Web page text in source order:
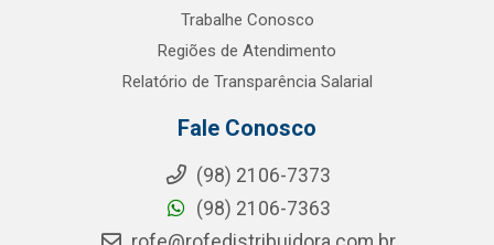
Trabalhe Conosco
Regiões de Atendimento
Relatório de Transparência Salarial
Fale Conosco
(98) 2106-7373
(98) 2106-7363